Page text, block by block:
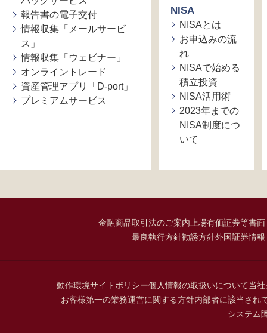
報告書の電子交付
情報収集「メールサービ
ス」
情報収集「ウェビナー」
オンライントレード
資産管理アプリ「D-port」
プレミアムサービス
NISA
NISAとは
お申込みの流
れ
NISAで始める
積立投資
NISA活用術
2023年までの
NISA制度につ
いて
金融商品取引法のご案内 上場有価証券等書
最良執行方針勧誘方針外国証券情
動作環境サイトポリシー個人情報の取扱いについて当
お客様第一の業務運営に関する方針内部者に該当され
システム